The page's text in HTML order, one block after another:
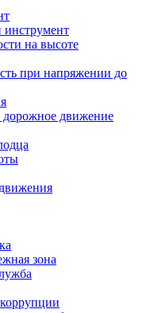
инструмент
на высоте
при напряжении до
дорожное движение
зона